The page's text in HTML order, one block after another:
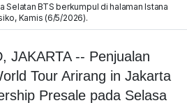
Selatan BTS berkumpul di halaman Istana
Kamis (6/5/2026).
JAKARTA -- Penjualan
Tour Arirang in Jakarta
Presale pada Selasa